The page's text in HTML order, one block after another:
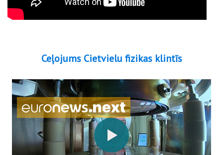
Ceļojums Cietvielu fizikas klintīs